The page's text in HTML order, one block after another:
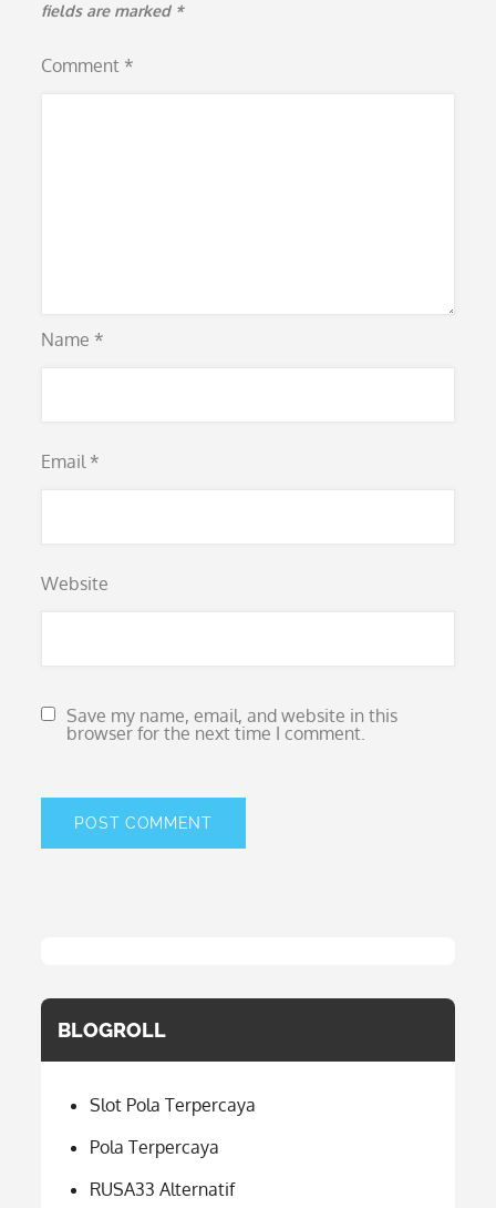
fields are marked *
Comment *
Name *
Email *
Website
Save my name, email, and website in this
browser for the next time I comment.
BLOGROLL
Slot Pola Terpercaya
Pola Terpercaya
RUSA33 Alternatif